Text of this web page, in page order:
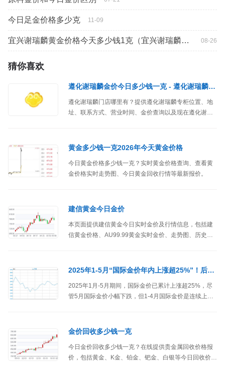
今日足金价格多少克 11-09
宜兴谢瑞麟黄金价格今天多少钱1克（宜兴谢瑞麟专柜） 08-26
猜你喜欢
遵化谢瑞麟金价今日多少钱一克 - 遵化谢瑞麟专柜位置
遵化谢瑞麟门店哪里有？提供遵化谢瑞麟专柜位置、地
址、联系方式、营业时间、金价查询以及现在遵化谢瑞
黄金多少钱一克2026年今天黄金价格
今日黄金价格多少钱一克？实时黄金价格查询、查看黄
金价格实时走势图、今日黄金回收行情等最新报价。
建信黄金今日金价
本页面提供建信黄金今日实时金价及行情信息，包括建
信黄金价格、AU99.99黄金实时金价、走势图、历史金
2025年1-5月“国际金价年内上涨超25%”！后市黄金价格还会继续上涨吗？
2025年1月-5月期间，国际金价已累计上涨超25%，尽
管5月国际金价小幅下跌，但1-4月国际金价是连续上涨
金价回收多少钱一克
今日金价回收多少钱一克？在线提供贵金属回收价格报
价，包括黄金、K金、铂金、钯金、白银等今日回收价格